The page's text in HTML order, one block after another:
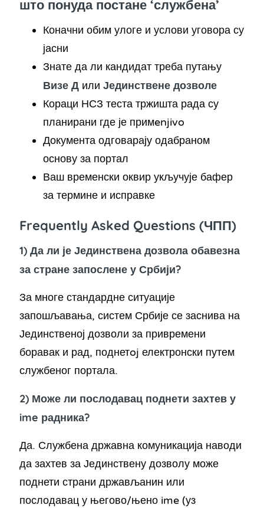
што понуда постане ‘службена’
Коначни обим улоге и услови уговора су
јасни
Знате да ли кандидат треба путању
Визе Д или Јединствене дозволе
Кораци НСЗ теста тржишта рада су
планирани где је примenjivo
Документа одговарају одабраном
основу за портал
Ваш временски оквир укључује бафер
за термине и исправке
Frequently Asked Questions (ЧПП)
1) Да ли је Јединствена дозвола обавезна
за стране запослене у Србији?
За многе стандардне ситуације
запошљавања, систем Србије се заснива на
Јединственој дозволи за привремени
боравак и рад, поднетoj електронски путем
службеног портала.
2) Може ли послодавац поднети захтев у
ime радника?
Да. Службена државна комуникација наводи
да захтев за Јединствену дозволу може
поднети страни држављанин или
послодавац у његово/њено ime (уз